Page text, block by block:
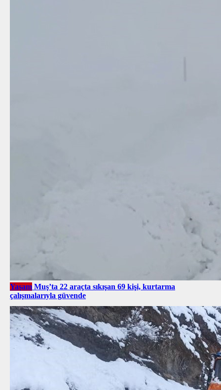
Yaşam Muş’ta 22 araçta sıkışan 69 kişi, kurtarma
çalışmalarıyla güvende